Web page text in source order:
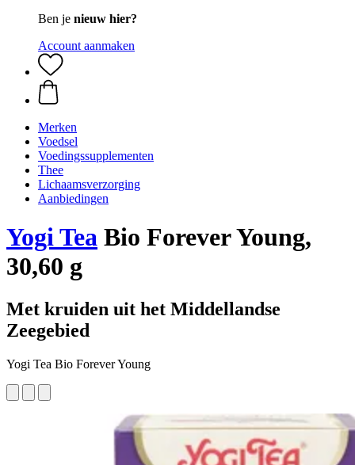
Ben je nieuw hier?
Account aanmaken
Merken
Voedsel
Voedingssupplementen
Thee
Lichaamsverzorging
Aanbiedingen
Yogi Tea Bio Forever Young,
30,60 g
Met kruiden uit het Middellandse
Zeegebied
Yogi Tea Bio Forever Young